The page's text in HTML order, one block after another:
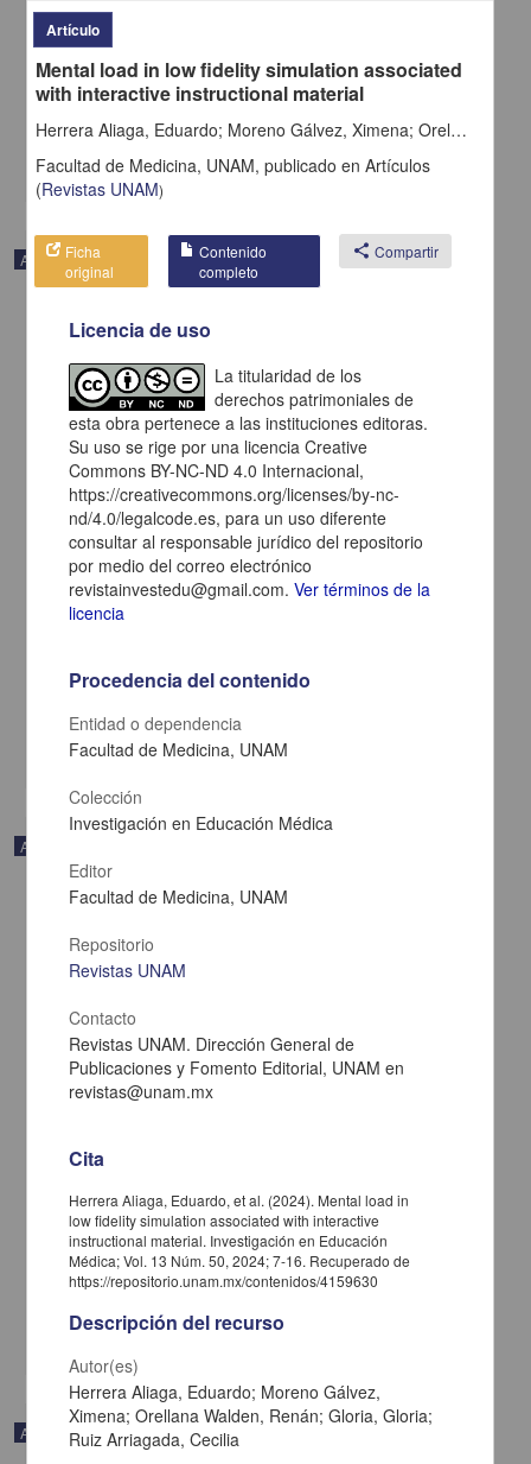
Juanita; Rojas Paguanquiza, Karla Liseth; Rojas Paguanquiza,
Donald Jehison; Quintero Cabrera, Yuly Mabel; Pantoja Chazatar,
Lency Yurani; Moreno Gómez, Germán Alberto - Facultad de
Medicina, UNAM
2025-01-05
Medicina y Ciencias de la Salud
Artículo
Oportunidades de la inteligencia artificial en los posgrados de
Villamizar Navarro, Amalia - Facultad de Medicina, UNAM
2025-01-05
Medicina y Ciencias de la Salud
Artículo
Trayectorias académicas de tres generaciones de una licenciatura
en Medicina durante la pandemia por COVID-19
Bautista-Rodríguez, Gabriela; Fortoul, Teresa Imelda - Facultad de
Medicina, UNAM
2025-01-05
Artículo
Artículo
Mental load in low fidelity simulation associated
with interactive instructional material
Herrera Aliaga, Eduardo; Moreno Gálvez, Ximena; Orellana Walden, Renán; Gloria, Gloria; Ruiz Arriagada, Cecilia
Facultad de Medicina, UNAM, publicado enArtículos
(Revistas UNAM)
Ficha
original
Contenido
completo
share Compartir
Licencia de uso
La titularidad de los
derechos patrimoniales de
esta obra pertenece a las instituciones editoras.
Su uso se rige por una licencia Creative
Commons BY-NC-ND 4.0 Internacional,
https://creativecommons.org/licenses/by-nc-
nd/4.0/legalcode.es, para un uso diferente
consultar al responsable jurídico del repositorio
por medio del correo electrónico
revistainvestedu@gmail.com.Ver términos de la
licencia
Procedencia del contenido
Entidad o dependencia
Facultad de Medicina, UNAM
Colección
Investigación en Educación Médica
Editor
Facultad de Medicina, UNAM
Repositorio
Revistas UNAM
Contacto
Revistas UNAM. Dirección General de
Publicaciones y Fomento Editorial, UNAM en
revistas@unam.mx
Cita
Herrera Aliaga, Eduardo, et al. (2024). Mental load in
low fidelity simulation associated with interactive
instructional material. Investigación en Educación
Médica; Vol. 13 Núm. 50, 2024; 7-16. Recuperado de
https://repositorio.unam.mx/contenidos/4159630
Descripción del recurso
Autor(es)
Herrera Aliaga, Eduardo; Moreno Gálvez,
Ximena; Orellana Walden, Renán; Gloria, Gloria;
Ruiz Arriagada, Cecilia